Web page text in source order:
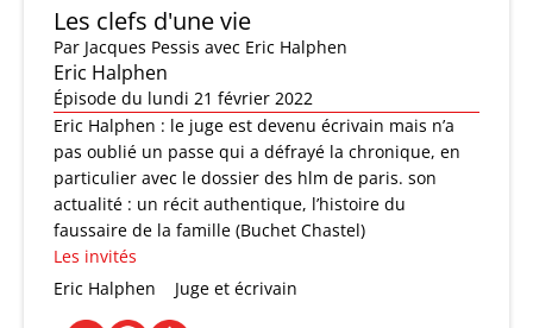
Les clefs d'une vie
Par Jacques Pessis avec Eric Halphen
Eric Halphen
Épisode du lundi 21 février 2022
Eric Halphen : le juge est devenu écrivain mais n’a
pas oublié un passe qui a défrayé la chronique, en
particulier avec le dossier des hlm de paris. son
actualité : un récit authentique, l’histoire du
faussaire de la famille (Buchet Chastel)
Les invités
Eric Halphen
Juge et écrivain